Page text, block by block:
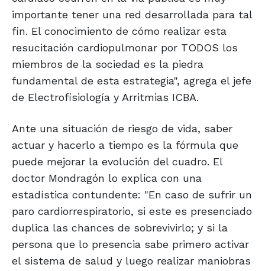
importante tener una red desarrollada para tal
fin. El conocimiento de cómo realizar esta
resucitación cardiopulmonar por TODOS los
miembros de la sociedad es la piedra
fundamental de esta estrategia", agrega el jefe
de Electrofisiología y Arritmias ICBA.
Ante una situación de riesgo de vida, saber
actuar y hacerlo a tiempo es la fórmula que
puede mejorar la evolución del cuadro. El
doctor Mondragón lo explica con una
estadística contundente: "En caso de sufrir un
paro cardiorrespiratorio, si este es presenciado
duplica las chances de sobrevivirlo; y si la
persona que lo presencia sabe primero activar
el sistema de salud y luego realizar maniobras